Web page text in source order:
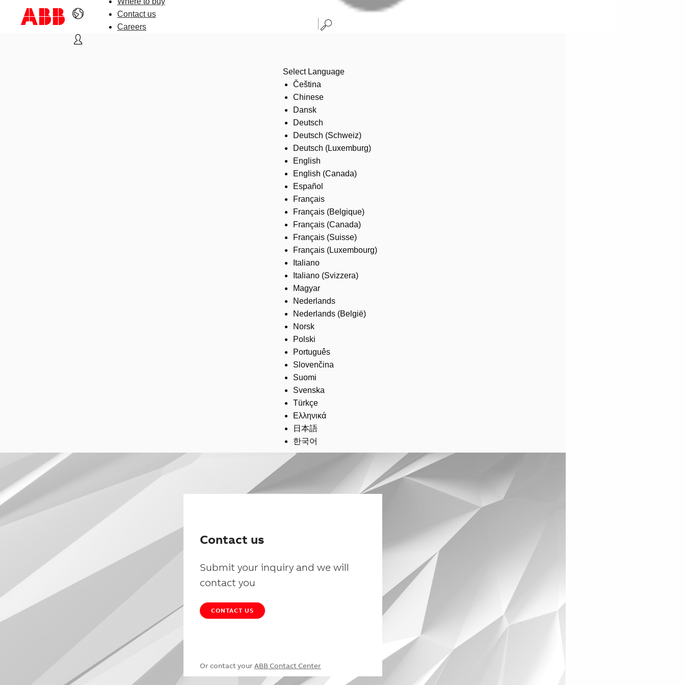
Contact us
Careers
Select Language
Čeština
Chinese
Dansk
Deutsch
Deutsch (Schweiz)
Deutsch (Luxemburg)
English
English (Canada)
Español
Français
Français (Belgique)
Français (Canada)
Français (Suisse)
Français (Luxembourg)
Italiano
Italiano (Svizzera)
Magyar
Nederlands
Nederlands (België)
Norsk
Polski
Português
Slovenčina
Suomi
Svenska
Türkçe
Ελληνικά
日本語
한국어
Contact us
Submit your inquiry and we will
contact you
CONTACT US
Or contact your ABB Contact Center